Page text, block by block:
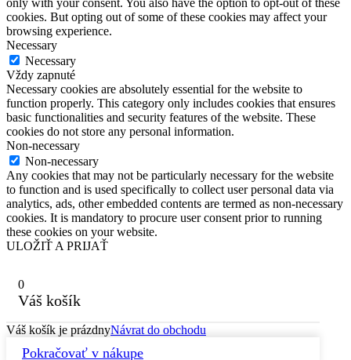
cookies. But opting out of some of these cookies may affect your
browsing experience.
Necessary
Necessary
Vždy zapnuté
Necessary cookies are absolutely essential for the website to
function properly. This category only includes cookies that ensures
basic functionalities and security features of the website. These
cookies do not store any personal information.
Non-necessary
Non-necessary
Any cookies that may not be particularly necessary for the website
to function and is used specifically to collect user personal data via
analytics, ads, other embedded contents are termed as non-necessary
cookies. It is mandatory to procure user consent prior to running
these cookies on your website.
ULOŽIŤ A PRIJAŤ
0
Váš košík
Váš košík je prázdnyNávrat do obchodu
Pokračovať v nákupe